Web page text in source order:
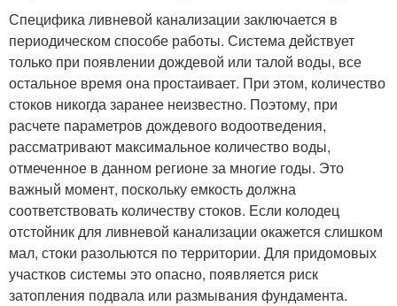
Специфика ливневой канализации заключается в
периодическом способе работы. Система действует
только при появлении дождевой или талой воды, все
остальное время она простаивает. При этом, количество
стоков никогда заранее неизвестно. Поэтому, при
расчете параметров дождевого водоотведения,
рассматривают максимальное количество воды,
отмеченное в данном регионе за многие годы. Это
важный момент, поскольку емкость должна
соответствовать количеству стоков. Если колодец
отстойник для ливневой канализации окажется слишком
мал, стоки разольются по территории. Для придомовых
участков системы это опасно, появляется риск
затопления подвала или размывания фундамента.